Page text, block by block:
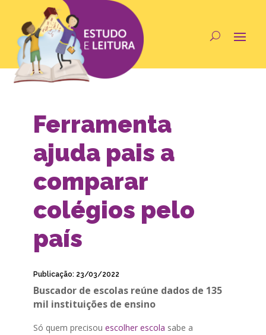
Ferramenta
ajuda pais a
comparar
colégios pelo
país
Publicação: 23/03/2022
Buscador de escolas reúne dados de 135
mil instituições de ensino
Só quem precisou escolher escola sabe a